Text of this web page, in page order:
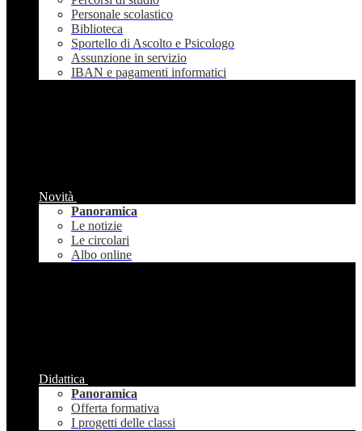
Personale scolastico
Biblioteca
Sportello di Ascolto e Psicologo
Assunzione in servizio
IBAN e pagamenti informatici
Novità
Panoramica
Le notizie
Le circolari
Albo online
Didattica
Panoramica
Offerta formativa
I progetti delle classi